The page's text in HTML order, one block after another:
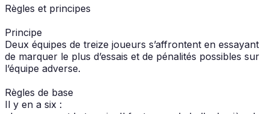
Règles et principes
Principe
Deux équipes de treize joueurs s’affrontent en essayant
de marquer le plus d’essais et de pénalités possibles sur
l’équipe adverse.
Règles de base
Il y en a six :